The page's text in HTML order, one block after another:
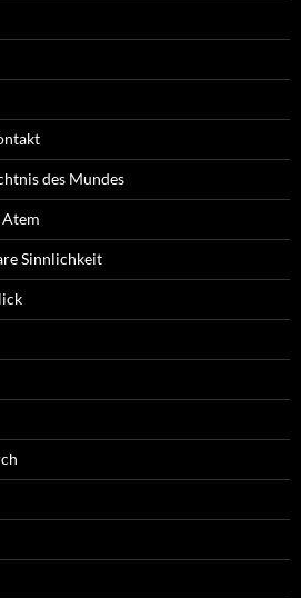
des Mundes
Sinnlichkeit